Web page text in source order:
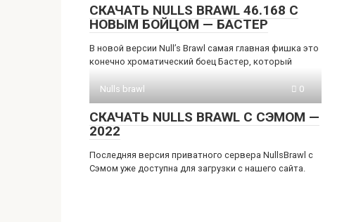
СКАЧАТЬ NULLS BRAWL 46.168 С
НОВЫМ БОЙЦОМ — БАСТЕР
В новой версии Null’s Brawl самая главная фишка это
конечно хроматический боец Бастер, который
Nulls brawl 0
СКАЧАТЬ NULLS BRAWL С СЭМОМ —
2022
Последняя версия приватного сервера NullsBrawl с
Сэмом уже доступна для загрузки с нашего сайта.